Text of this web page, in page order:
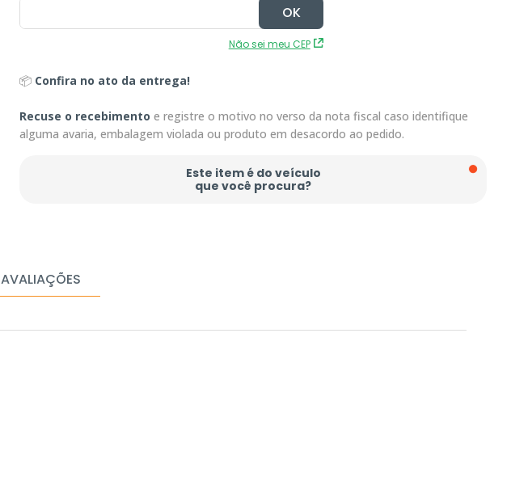
Não sei meu CEP
📦 Confira no ato da entrega!
Recuse o recebimento e registre o motivo no verso da nota fiscal caso identifique
alguma avaria, embalagem violada ou produto em desacordo ao pedido.
Este item é do veículo
que você procura?
AVALIAÇÕES